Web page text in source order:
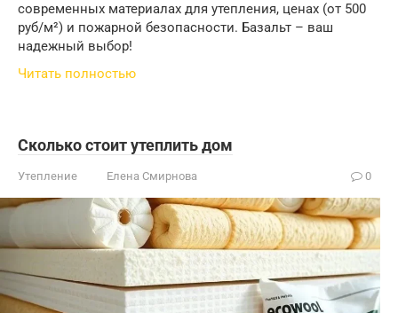
современных материалах для утепления, ценах (от 500
руб/м²) и пожарной безопасности. Базальт – ваш
надежный выбор!
Читать полностью
Сколько стоит утеплить дом
Утепление Елена Смирнова 0